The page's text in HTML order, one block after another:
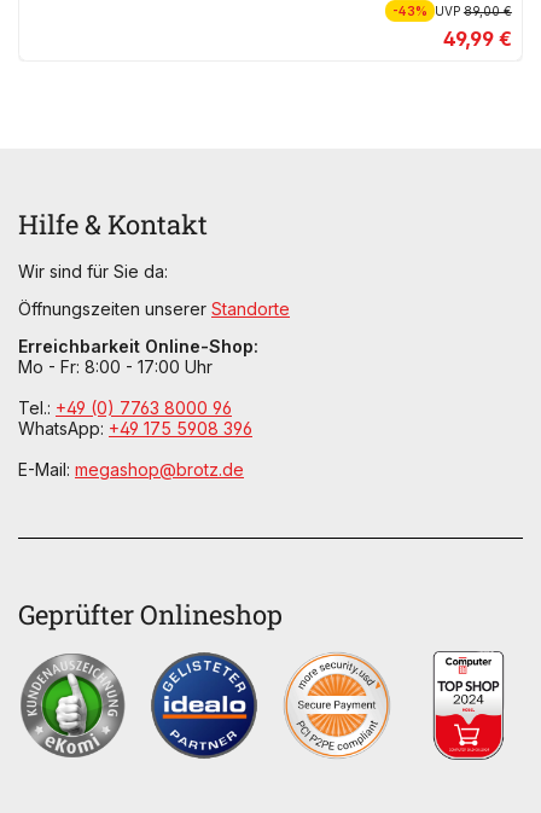
-43% UVP89,00 €
49,99 €
Hilfe & Kontakt
Wir sind für Sie da:
Öffnungszeiten unserer Standorte
Erreichbarkeit Online-Shop:
Mo - Fr: 8:00 - 17:00 Uhr
Tel.: +49 (0) 7763 8000 96
WhatsApp: +49 175 5908 396
E-Mail: megashop@brotz.de
Geprüfter Onlineshop